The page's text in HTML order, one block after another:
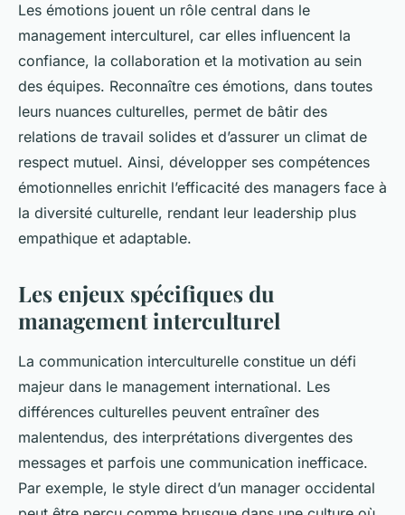
Les émotions jouent un rôle central dans le
management interculturel, car elles influencent la
confiance, la collaboration et la motivation au sein
des équipes. Reconnaître ces émotions, dans toutes
leurs nuances culturelles, permet de bâtir des
relations de travail solides et d’assurer un climat de
respect mutuel. Ainsi, développer ses compétences
émotionnelles enrichit l’efficacité des managers face à
la diversité culturelle, rendant leur leadership plus
empathique et adaptable.
Les enjeux spécifiques du
management interculturel
La communication interculturelle constitue un défi
majeur dans le management international. Les
différences culturelles peuvent entraîner des
malentendus, des interprétations divergentes des
messages et parfois une communication inefficace.
Par exemple, le style direct d’un manager occidental